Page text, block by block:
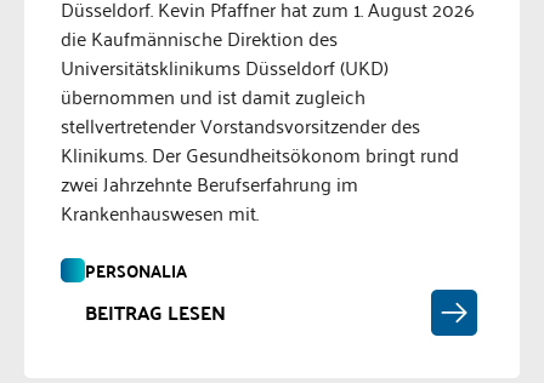
Düsseldorf. Kevin Pfaffner hat zum 1. August 2026
die Kaufmännische Direktion des
Universitätsklinikums Düsseldorf (UKD)
übernommen und ist damit zugleich
stellvertretender Vorstandsvorsitzender des
Klinikums. Der Gesundheitsökonom bringt rund
zwei Jahrzehnte Berufserfahrung im
Krankenhauswesen mit.
PERSONALIA
BEITRAG LESEN